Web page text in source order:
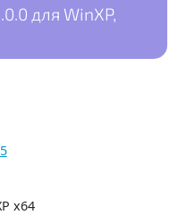
для WinXP,
x64